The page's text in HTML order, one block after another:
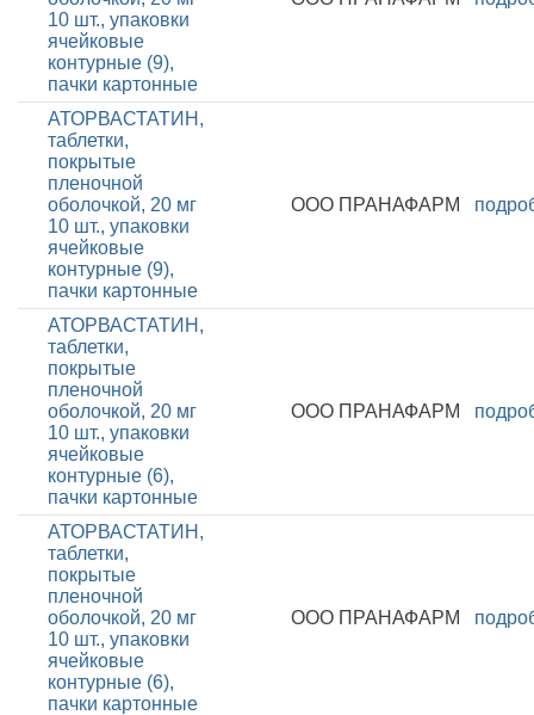
10 шт., упаковки
ячейковые
контурные (9),
пачки картонные
АТОРВАСТАТИН,
таблетки,
покрытые
пленочной
оболочкой, 20 мг
10 шт., упаковки
ячейковые
контурные (9),
пачки картонные
ООО ПРАНАФАРМ
АТОРВАСТАТИН,
таблетки,
покрытые
пленочной
оболочкой, 20 мг
10 шт., упаковки
ячейковые
контурные (6),
пачки картонные
ООО ПРАНАФАРМ
АТОРВАСТАТИН,
таблетки,
покрытые
пленочной
оболочкой, 20 мг
10 шт., упаковки
ячейковые
контурные (6),
пачки картонные
ООО ПРАНАФАРМ